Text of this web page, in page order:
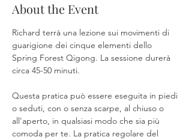
About the Event
Richard terrà una lezione sui movimenti di
guarigione dei cinque elementi dello
Spring Forest Qigong. La sessione durerà
circa 45-50 minuti.
Questa pratica può essere eseguita in piedi
o seduti, con o senza scarpe, al chiuso o
all'aperto, in qualsiasi modo che sia più
comoda per te. La pratica regolare del